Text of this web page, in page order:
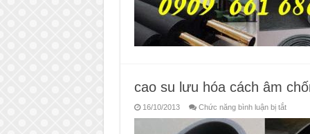
cao su lưu hóa cách âm
16/10/2013 Chức năng bình luận bị tắtở
lưu